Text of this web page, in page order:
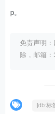
p。
免责声明
除，邮箱
[db:标